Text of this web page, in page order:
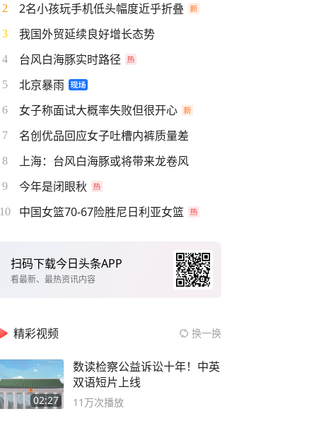
2 2名小孩玩手机低头幅度近乎折叠
3 我国外贸延续良好增长态势
4 台风白海豚实时路径
5 北京暴雨
6 女子称面试大概率失败但很开心
7 名创优品回应女子吐槽内裤质量差
8 上海：台风白海豚或将带来龙卷风
9 今年是闭眼秋
10 中国女篮70-67险胜尼日利亚女篮
扫码下载今日头条APP
看最新、最热资讯内容
精彩视频 换一换
02:27
数读检察公益诉讼十年！中英
双语短片上线
11万次播放